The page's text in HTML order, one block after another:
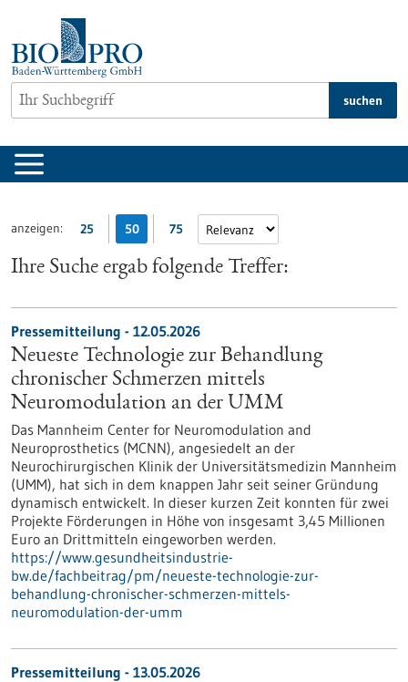
springen
suchen
anzeigen: 25 50 75
Ihre Suche ergab folgende Treffer:
Pressemitteilung - 12.05.2026
Neueste Technologie zur Behandlung
chronischer Schmerzen mittels
Neuromodulation an der UMM
Das Mannheim Center for Neuromodulation and
Neuroprosthetics (MCNN), angesiedelt an der
Neurochirurgischen Klinik der Universitätsmedizin Mannheim
(UMM), hat sich in dem knappen Jahr seit seiner Gründung
dynamisch entwickelt. In dieser kurzen Zeit konnten für zwei
Projekte Förderungen in Höhe von insgesamt 3,45 Millionen
Euro an Drittmitteln eingeworben werden.
https://www.gesundheitsindustrie-
bw.de/fachbeitrag/pm/neueste-technologie-zur-
behandlung-chronischer-schmerzen-mittels-
neuromodulation-der-umm
Pressemitteilung - 13.05.2026